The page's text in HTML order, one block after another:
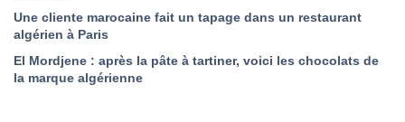
Une cliente marocaine fait un tapage dans un restaurant
algérien à Paris
El Mordjene : après la pâte à tartiner, voici les chocolats de
la marque algérienne